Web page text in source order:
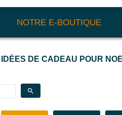
NOTRE E-BOUTIQUE
DE CADEAU POUR
search